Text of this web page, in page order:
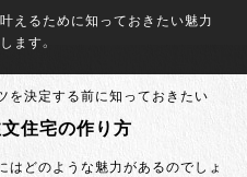
えるために知っておきたい魅力
ます。
を決定する前に知っておきたい
住宅の作り方
はどのような魅力があるのでしょ